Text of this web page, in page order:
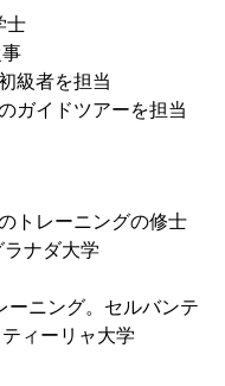
士
級者を担当
ガイドツアーを担当
トレーニングの修士
ラナダ大学
ーニング。セルバンテ
ィーリャ大学